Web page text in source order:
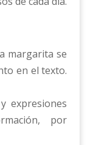
margarita se
en el texto.
expresiones
por